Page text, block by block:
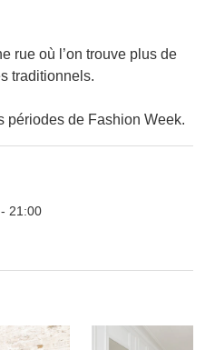
rue où l’on trouve plus de
traditionnels.
périodes de Fashion Week.
- 21:00